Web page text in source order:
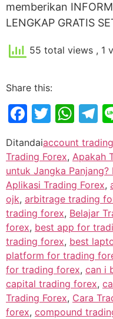
memberikan
LENGKAP GRATIS
55 total views , 1
Share this:
Ditandaiaccount
Trading Forex, Apakah
untuk Jangka Panjang?
Aplikasi Trading Forex,
ojk, arbitrage trading
trading forex, Belajar
forex, best app for
trading forex, best
platform for trading
for trading forex, can i
capital trading forex,
Trading Forex, Cara
forex, compound